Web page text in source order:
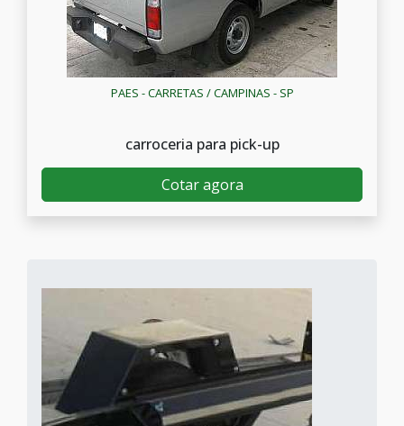
PAES - CARRETAS / CAMPINAS - SP
carroceria para pick-up
Cotar agora